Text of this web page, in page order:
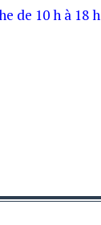
de 10 h à 18 h